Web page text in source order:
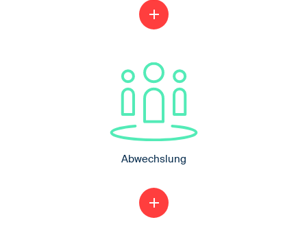
Wir bilden Dich aus, um Dich in Mannheim
bei Herbert zu übernehmen! Später kannst
add
Abwechslung
Du bekommst einen Einblick in viele
Bereiche
add